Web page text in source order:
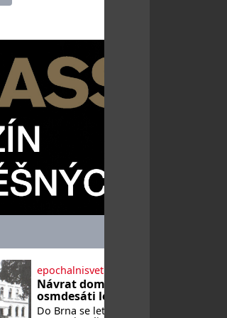
epochalnisvet.cz
Návrat domů po
osmdesáti letech
Do Brna se letos vrátí